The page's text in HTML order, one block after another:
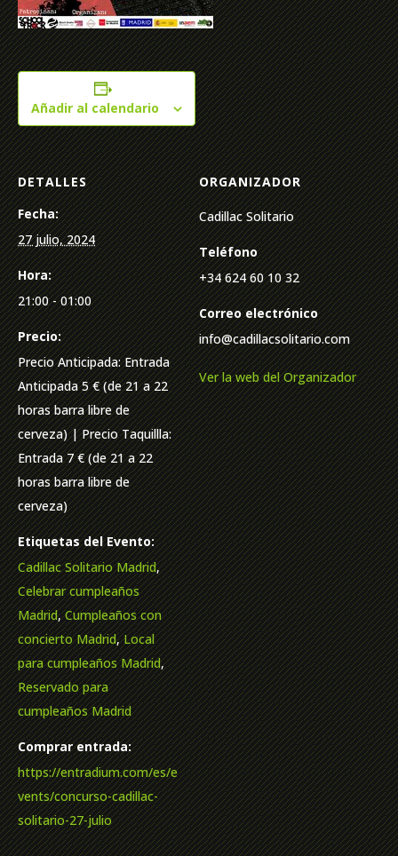
Añadir al calendario
DETALLES
Fecha:
27 julio, 2024
Hora:
21:00 - 01:00
Precio:
Precio Anticipada: Entrada
Anticipada 5 € (de 21 a 22
horas barra libre de
cerveza) | Precio Taquillla:
Entrada 7 € (de 21 a 22
horas barra libre de
cerveza)
Etiquetas del Evento:
Cadillac Solitario Madrid,
Celebrar cumpleaños
Madrid,Cumpleaños con
concierto Madrid,Local
para cumpleaños Madrid,
Reservado para
cumpleaños Madrid
Comprar entrada:
https://entradium.com/es/e
vents/concurso-cadillac-
solitario-27-julio
ORGANIZADOR
Cadillac Solitario
Teléfono
+34 624 60 10 32
Correo electrónico
info@cadillacsolitario.com
Ver la web del Organizador